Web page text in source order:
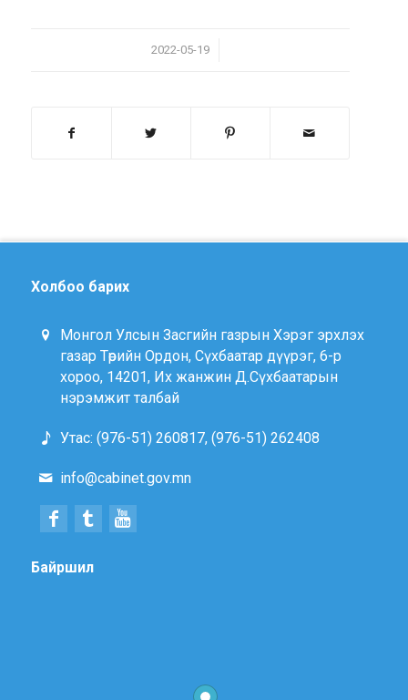
2022-05-19
/
Холбоо барих
Монгол Улсын Засгийн газрын Хэрэг эрхлэх
газар Төрийн Ордон, Сүхбаатар дүүрэг, 6-р
хороо, 14201, Их жанжин Д.Сүхбаатарын
нэрэмжит талбай
Утас: (976-51) 260817, (976-51) 262408
info@cabinet.gov.mn
Байршил